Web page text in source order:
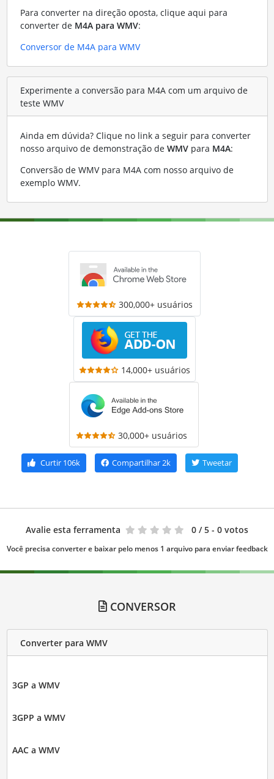
Para converter na direção oposta, clique aqui para
converter de M4A para WMV:
Conversor de M4A para WMV
Experimente a conversão para M4A com um arquivo de
teste WMV
Ainda em dúvida? Clique no link a seguir para converter
nosso arquivo de demonstração de WMVpara M4A:
Conversão de WMV para M4A com nosso arquivo de
exemplo WMV.
300,000+ usuários
14,000+ usuários
30,000+ usuários
Curtir 106k Compartilhar2k Tweetar
Avalie esta ferramenta 0 / 5 - 0 votos
Você precisa converter e baixar pelo menos 1 arquivo para enviar feedback
CONVERSOR
Converter para WMV
3GP a WMV
3GPP a WMV
AAC a WMV